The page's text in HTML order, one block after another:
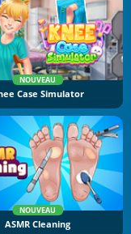
NOUVEAU
Case Simulator
NOUVEAU
ASMR Cleaning